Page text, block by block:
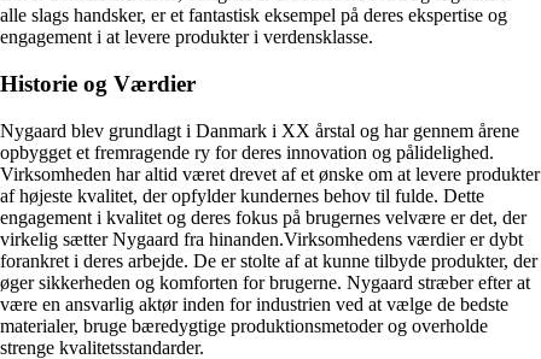
alle slags handsker, er et fantastisk eksempel på deres ekspertise og
engagement i at levere produkter i verdensklasse.
Historie og Værdier
Nygaard blev grundlagt i Danmark i XX årstal og har gennem årene
opbygget et fremragende ry for deres innovation og pålidelighed.
Virksomheden har altid været drevet af et ønske om at levere produkter
af højeste kvalitet, der opfylder kundernes behov til fulde. Dette
engagement i kvalitet og deres fokus på brugernes velvære er det, der
virkelig sætter Nygaard fra hinanden.Virksomhedens værdier er dybt
forankret i deres arbejde. De er stolte af at kunne tilbyde produkter, der
øger sikkerheden og komforten for brugerne. Nygaard stræber efter at
være en ansvarlig aktør inden for industrien ved at vælge de bedste
materialer, bruge bæredygtige produktionsmetoder og overholde
strenge kvalitetsstandarder.